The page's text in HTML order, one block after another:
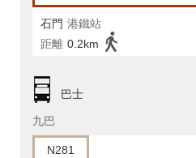
石門 港鐵站
距離 0.2km
巴士
九巴
N281